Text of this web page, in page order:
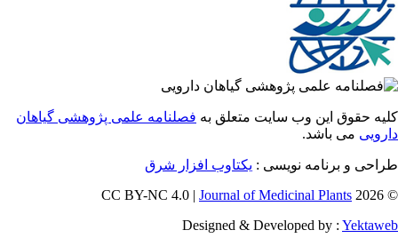
حقوق این وب سایت متعلق بهفصلنامه علمی پژوهشی گیاهان
می باشد.
و برنامه نویسی :یکتاوب افزار شرق
Journal of Medicinal Plants
Designed & Developed by :